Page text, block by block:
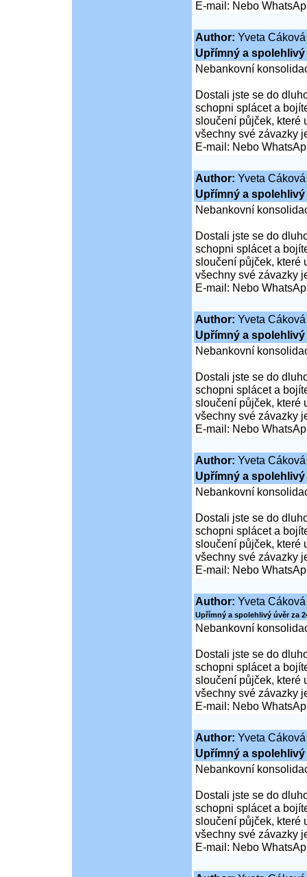
E-mail: Nebo
Author: Yveta Cáková
Upřímný a
Nebankovní
Dostali jste se do
schopni splácet a
sloučení půjček, které
všechny své závazky
E-mail: Nebo
Author: Yveta Cáková
Upřímný a
Nebankovní
Dostali jste se do
schopni splácet a
sloučení půjček, které
všechny své závazky
E-mail: Nebo
Author: Yveta Cáková
Upřímný a
Nebankovní
Dostali jste se do
schopni splácet a
sloučení půjček, které
všechny své závazky
E-mail: Nebo
Author: Yveta Cáková
Upřímný a
Nebankovní
Dostali jste se do
schopni splácet a
sloučení půjček, které
všechny své závazky
E-mail: Nebo
Author: Yveta Cáková
Upřímný a spolehlivý úvěr za
Nebankovní
Dostali jste se do
schopni splácet a
sloučení půjček, které
všechny své závazky
E-mail: Nebo
Author: Yveta Cáková
Upřímný a
Nebankovní
Dostali jste se do
schopni splácet a
sloučení půjček, které
všechny své závazky
E-mail: Nebo